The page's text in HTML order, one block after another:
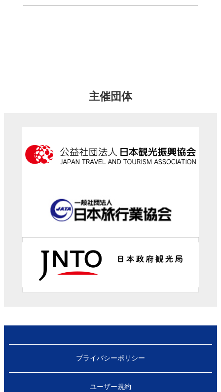
主催団体
プライバシーポリシー
ユーザー規約